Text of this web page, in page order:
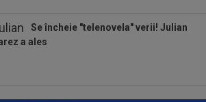
Se încheie "telenovela" verii! Julian
a ales